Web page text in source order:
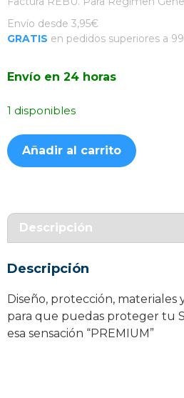
Envío desde 3,95€
GRATIS en pedidos superiores a
Envío en 24 horas
1 disponibles
Funda
Silicona
Samsung
Galaxy
A52
cantidad
Añadir al carrito
Descripción
Descripción
Diseño, protección, materiales
para que puedas proteger tu
esa sensación “PREMIUM”